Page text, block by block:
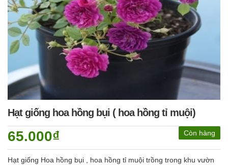
Hạt giống hoa hồng bụi ( hoa hồng tỉ muội)
Còn hàng
65.000₫
Hạt giống Hoa hồng bụi , hoa hồng tỉ muội trồng trong khu vườn